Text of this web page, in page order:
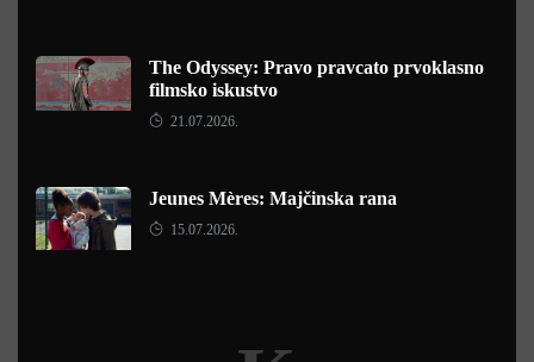
The Odyssey: Pravo pravcato prvoklasno
filmsko iskustvo
21.07.2026.
Jeunes Mères: Majčinska rana
15.07.2026.